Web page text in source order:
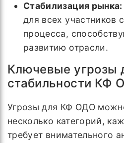
Стабилизация рынка:
для всех участников
процесса,
развитию отрасли.
Ключевые угрозы
стабильности КФ
Угрозы для КФ ОДО
несколько категорий,
требует внимательного